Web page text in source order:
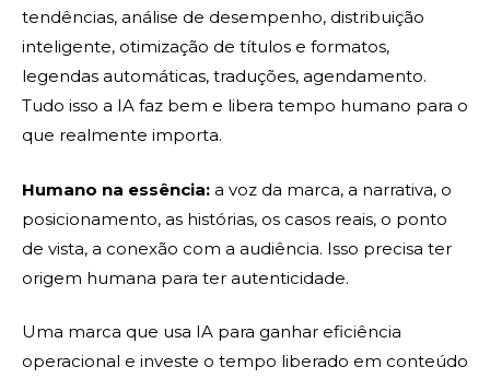
tendências, análise de desempenho, distribuição
inteligente, otimização de títulos e formatos,
legendas automáticas, traduções, agendamento.
Tudo isso a IA faz bem e libera tempo humano para o
que realmente importa.
Humano na essência: a voz da marca, a narrativa, o
posicionamento, as histórias, os casos reais, o ponto
de vista, a conexão com a audiência. Isso precisa ter
origem humana para ter autenticidade.
Uma marca que usa IA para ganhar eficiência
operacional e investe o tempo liberado em conteúdo